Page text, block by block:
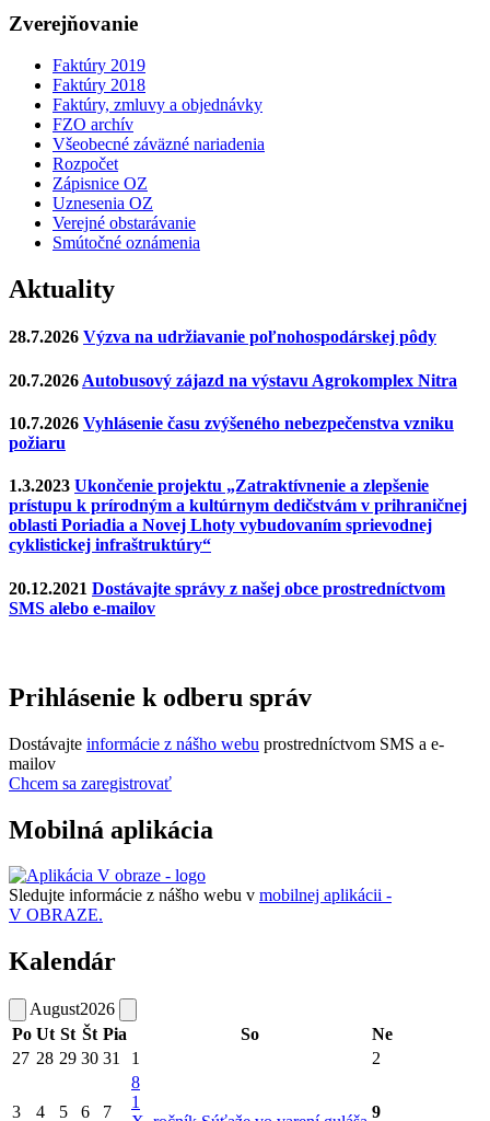
Zverejňovanie
Faktúry 2019
Faktúry 2018
Faktúry, zmluvy a objednávky
FZO archív
Všeobecné záväzné nariadenia
Rozpočet
Zápisnice OZ
Uznesenia OZ
Verejné obstarávanie
Smútočné oznámenia
Aktuality
28.7.2026 Výzva na udržiavanie poľnohospodárskej pôdy
20.7.2026 Autobusový zájazd na výstavu Agrokomplex Nitra
10.7.2026 Vyhlásenie času zvýšeného nebezpečenstva vzniku
požiaru
1.3.2023 Ukončenie projektu „Zatraktívnenie a zlepšenie
prístupu k prírodným a kultúrnym dedičstvám v prihraničnej
oblasti Poriadia a Novej Lhoty vybudovaním sprievodnej
cyklistickej infraštruktúry“
20.12.2021 Dostávajte správy z našej obce prostredníctvom
SMS alebo e-mailov
Prihlásenie k odberu správ
Dostávajte informácie z nášho webu prostredníctvom SMS a e-
mailov
Chcem sa zaregistrovať
Mobilná aplikácia
Sledujte informácie z nášho webu v mobilnej aplikácii -
V OBRAZE.
Kalendár
August2026
Po Ut St Št Pia So
Ne
27 28 29 30 31 1 2
3 4 5 6 7
8
1
9